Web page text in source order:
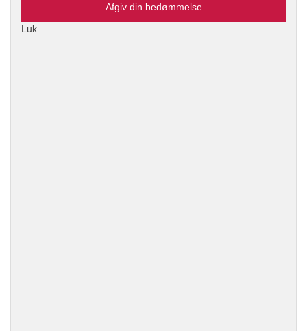
Afgiv din bedømmelse
Luk